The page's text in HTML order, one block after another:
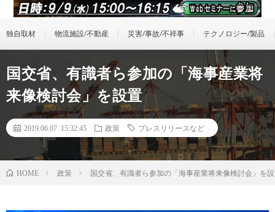
独自取材 物流施設/不動産 災害/事故/不祥事 テクノロジー/製品
国交省、有識者ら参加の「海事産業将
来像検討会」を設置
2019.06.07 15:32:45 政策 プレスリリースなど
HOME 政策 国交省、有識者ら参加の「海事産業将来像検討会」を